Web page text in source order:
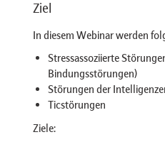
Ziel
In diesem Webinar werden
Stressassoziierte
Bindungsstörungen)
Störungen der
Ticstörungen
Ziele: